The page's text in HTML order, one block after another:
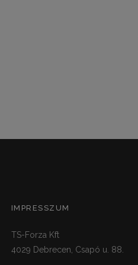
IMPRESSZUM
TS-Forza Kft
4029 Debrecen, Csapó u. 88.